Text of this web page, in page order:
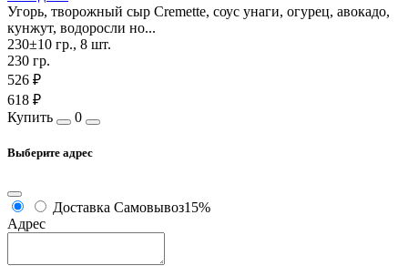
Угорь, творожный сыр Cremette, соус унаги, огурец, авокадо,
кунжут, водоросли но...
230±10 гр., 8 шт.
230 гр.
526 ₽
618 ₽
Купить
0
Выберите адрес
Доставка Самовывоз15%
Адрес